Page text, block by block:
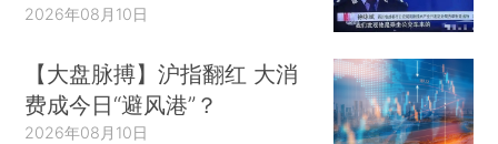
2026年08月10日
【大盘脉搏】沪指翻红 大消
费成今日“避风港”？
2026年08月10日